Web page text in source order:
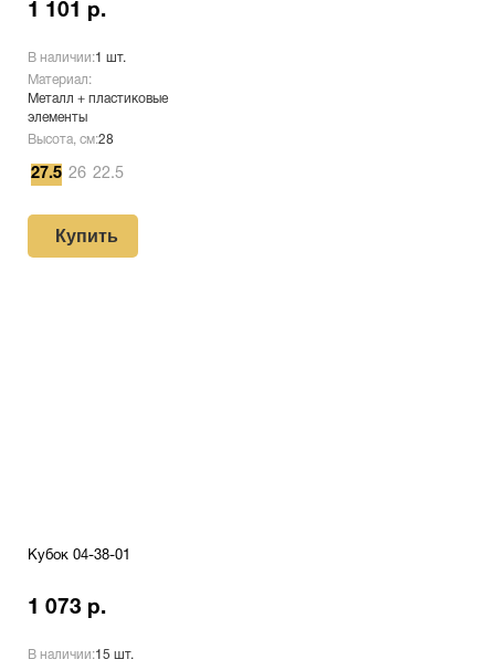
1 101 р.
В наличии:1 шт.
Материал:
Металл + пластиковые
элементы
Высота, см:28
27.5 26 22.5
Купить
Кубок 04-38-01
1 073 р.
В наличии:15 шт.